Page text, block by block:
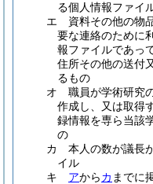
る個人情報ファイ
エ
資料その他の物
要な連絡のために
報ファイルであっ
住所その他の送付
るもの
オ
職員が学術研究
作成し、又は取得
録情報を専ら当該
の
カ
本人の数が議長
イル
キ
アからカ までに